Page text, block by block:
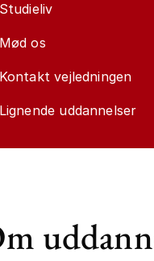
Studieliv
Mød os
Kontakt vejledningen
Lignende uddannelser